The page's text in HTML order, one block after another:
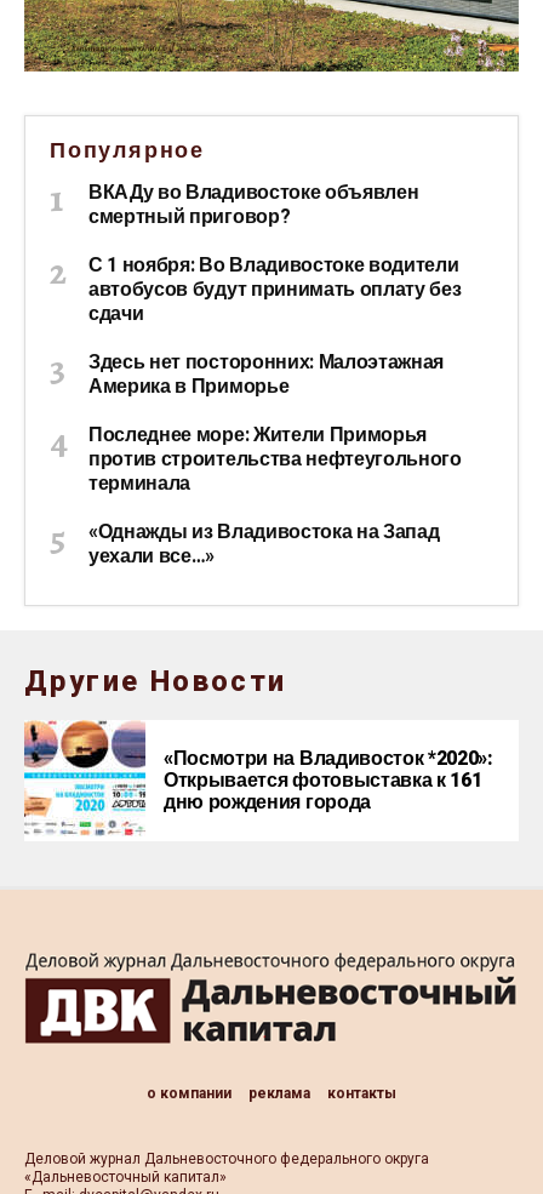
Популярное
ВКАДу во Владивостоке объявлен
смертный приговор?
С 1 ноября: Во Владивостоке водители
автобусов будут принимать оплату без
сдачи
Здесь нет посторонних: Малоэтажная
Америка в Приморье
Последнее море: Жители Приморья
против строительства нефтеугольного
терминала
«Однажды из Владивостока на Запад
уехали все…»
Другие Новости
«Посмотри на Владивосток *2020»:
Открывается фотовыставка к 161
дню рождения города
о компании реклама контакты
Деловой журнал Дальневосточного федерального округа
«Дальневосточный капитал»